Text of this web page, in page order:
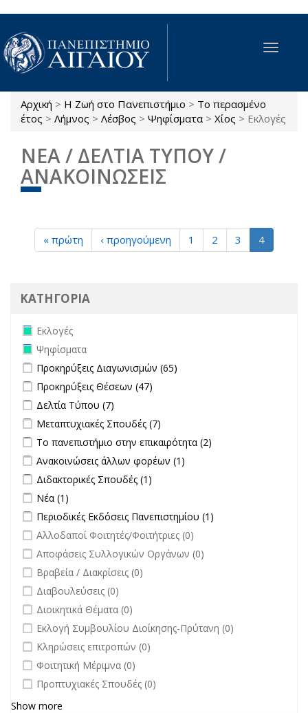
Παράκαμψη προς το κυρίως περιεχόμενο
Toggle
Είστε εδώ
Αρχική > Η Ζωή στο Πανεπιστήμιο > Το περασμένο
έτος > Λήμνος > Λέσβος > Ψηφίσματα > Χίος > Εκλογές
ΝΕΑ / ΔΕΛΤΙΑ ΤΥΠΟΥ /
ΑΝΑΚΟΙΝΩΣΕΙΣ
« πρώτη ‹ προηγούμενη 1 2 3 4
ΚΑΤΗΓΟΡΙΑ
Remove Εκλογές filter
Εκλογές
Remove Ψηφίσματα filter
Ψηφίσματα
Apply Προκηρύξεις Διαγωνισμών filter
Προκηρύξεις Διαγωνισμών (65)
Apply Προκηρύξεις Θέσεων filter
Προκηρύξεις Θέσεων (47)
Apply Δελτία Τύπου filter
Δελτία Τύπου (7)
Apply Μεταπτυχιακές Σπουδές filter
Μεταπτυχιακές Σπουδές (7)
Apply Το πανεπιστήμιο στην επικαιρότητα filter
Το πανεπιστήμιο στην επικαιρότητα (2)
Apply Ανακοινώσεις άλλων φορέων filter
Ανακοινώσεις άλλων φορέων (1)
Apply Διδακτορικές Σπουδές filter
Διδακτορικές Σπουδές (1)
Apply Νέα filter
Νέα (1)
Apply Περιοδικές Εκδόσεις Πανεπιστημίου filter
Περιοδικές Εκδόσεις Πανεπιστημίου (1)
undefined
Αλλοδαποί Φοιτητές/Φοιτήτριες (0)
undefined
Αποφάσεις Συλλογικών Οργάνων (0)
undefined
Βραβεία / Διακρίσεις (0)
undefined
Διαβουλεύσεις (0)
undefined
Διοικητικά Θέματα (0)
undefined
Εκλογή Συμβουλίου Διοίκησης-Πρύτανη (0)
undefined
Κληρώσεις επιτροπών (0)
undefined
Φοιτητική Μέριμνα (0)
undefined
Προπτυχιακές Σπουδές (0)
Show more